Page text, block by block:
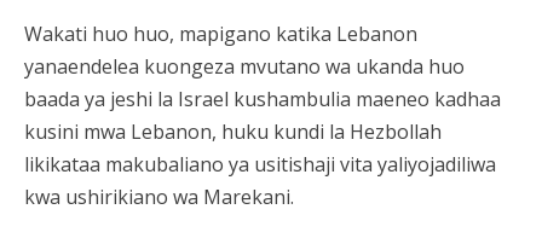
Wakati huo huo, mapigano katika Lebanon
yanaendelea kuongeza mvutano wa ukanda huo
baada ya jeshi la Israel kushambulia maeneo kadhaa
kusini mwa Lebanon, huku kundi la Hezbollah
likikataa makubaliano ya usitishaji vita yaliyojadiliwa
kwa ushirikiano wa Marekani.